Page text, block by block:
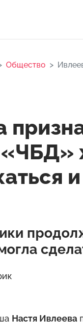
Общество
Настя Ивлеева